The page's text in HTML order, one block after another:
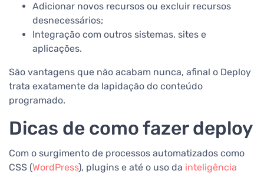
Adicionar novos recursos ou excluir recursos
desnecessários;
Integração com outros sistemas, sites e
aplicações.
São vantagens que não acabam nunca, afinal o Deploy
trata exatamente da lapidação do conteúdo
programado.
Dicas de como fazer deploy
Com o surgimento de processos automatizados como
CSS (WordPress), plugins e até o uso da inteligência